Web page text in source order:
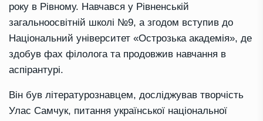
року в Рівному. Навчався у Рівненській
загальноосвітній школі №9, а згодом вступив до
Національний університет «Острозька академія», де
здобув фах філолога та продовжив навчання в
аспірантурі.
Він був літературознавцем, досліджував творчість
Улас Самчук, питання української національної